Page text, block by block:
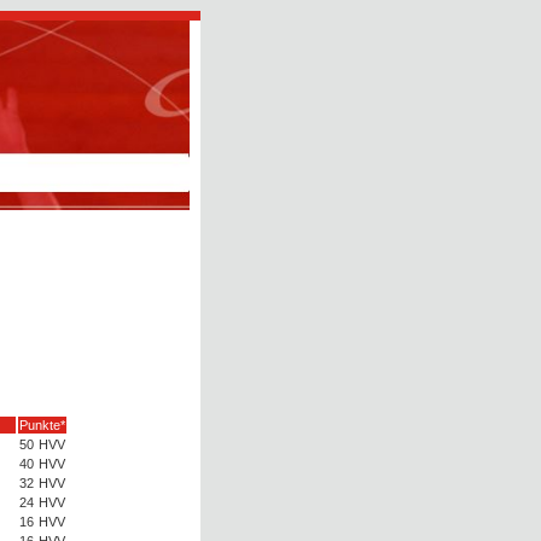
Punkte*
50 HVV
40 HVV
32 HVV
24 HVV
16 HVV